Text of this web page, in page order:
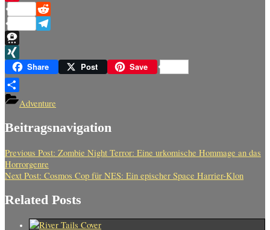
Pinterest
Reddit
Telegram
Threema
XINGShare Post Save
TeilenAdventure
Beitragsnavigation
Previous Post: Zombie Night Terror: Eine urkomische Hommage an das
Horrorgenre
Next Post: Cosmos Cop für NES: Ein epischer Space Harrier-Klon
Related Posts